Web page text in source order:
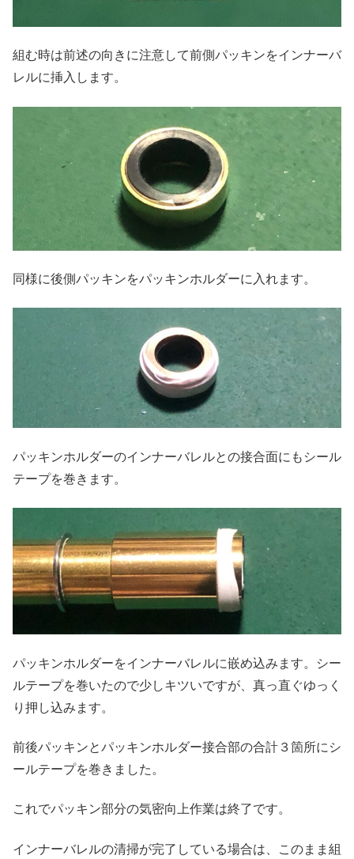
組む時は前述の向きに注意して前側パッキンをインナーバ
レルに挿入します。
同様に後側パッキンをパッキンホルダーに入れます。
パッキンホルダーのインナーバレルとの接合面にもシール
テープを巻きます。
パッキンホルダーをインナーバレルに嵌め込みます。シー
ルテープを巻いたので少しキツいですが、真っ直ぐゆっく
り押し込みます。
前後パッキンとパッキンホルダー接合部の合計３箇所にシ
ールテープを巻きました。
これでパッキン部分の気密向上作業は終了です。
インナーバレルの清掃が完了している場合は、このまま組